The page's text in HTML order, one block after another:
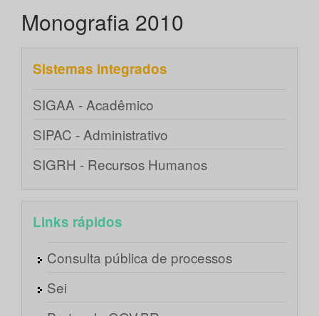
Monografia 2010
Sistemas integrados
SIGAA - Acadêmico
SIPAC - Administrativo
SIGRH - Recursos Humanos
Links rápidos
Consulta pública de processos
Sei